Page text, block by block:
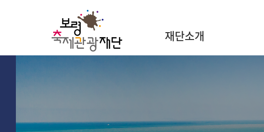
재단소개